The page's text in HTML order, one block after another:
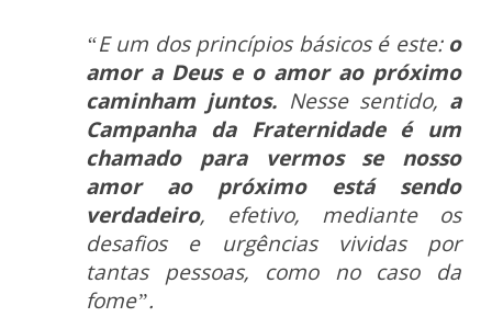
“E um dos princípios básicos é este: o
amor a Deus e o amor ao próximo
caminham juntos. Nesse sentido, a
Campanha da Fraternidade é um
chamado para vermos se nosso
amor ao próximo está sendo
verdadeiro, efetivo, mediante os
desafios e urgências vividas por
tantas pessoas, como no caso da
fome”.